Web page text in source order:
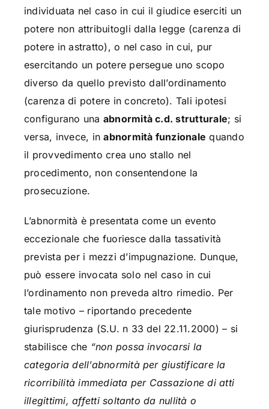
individuata nel caso in cui il giudice eserciti un
potere non attribuitogli dalla legge (carenza di
potere in astratto), o nel caso in cui, pur
esercitando un potere persegue uno scopo
diverso da quello previsto dall’ordinamento
(carenza di potere in concreto). Tali ipotesi
configurano una abnormità c.d. strutturale; si
versa, invece, inabnormità funzionale quando
il provvedimento crea uno stallo nel
procedimento, non consentendone la
prosecuzione.
L’abnormità è presentata come un evento
eccezionale che fuoriesce dalla tassatività
prevista per i mezzi d’impugnazione. Dunque,
può essere invocata solo nel caso in cui
l’ordinamento non preveda altro rimedio. Per
tale motivo – riportando precedente
giurisprudenza (S.U. n 33 del 22.11.2000) – si
stabilisce che “non possa invocarsi la
categoria dell’abnormità per giustificare la
ricorribilità immediata per Cassazione di atti
illegittimi, affetti soltanto da nullità o